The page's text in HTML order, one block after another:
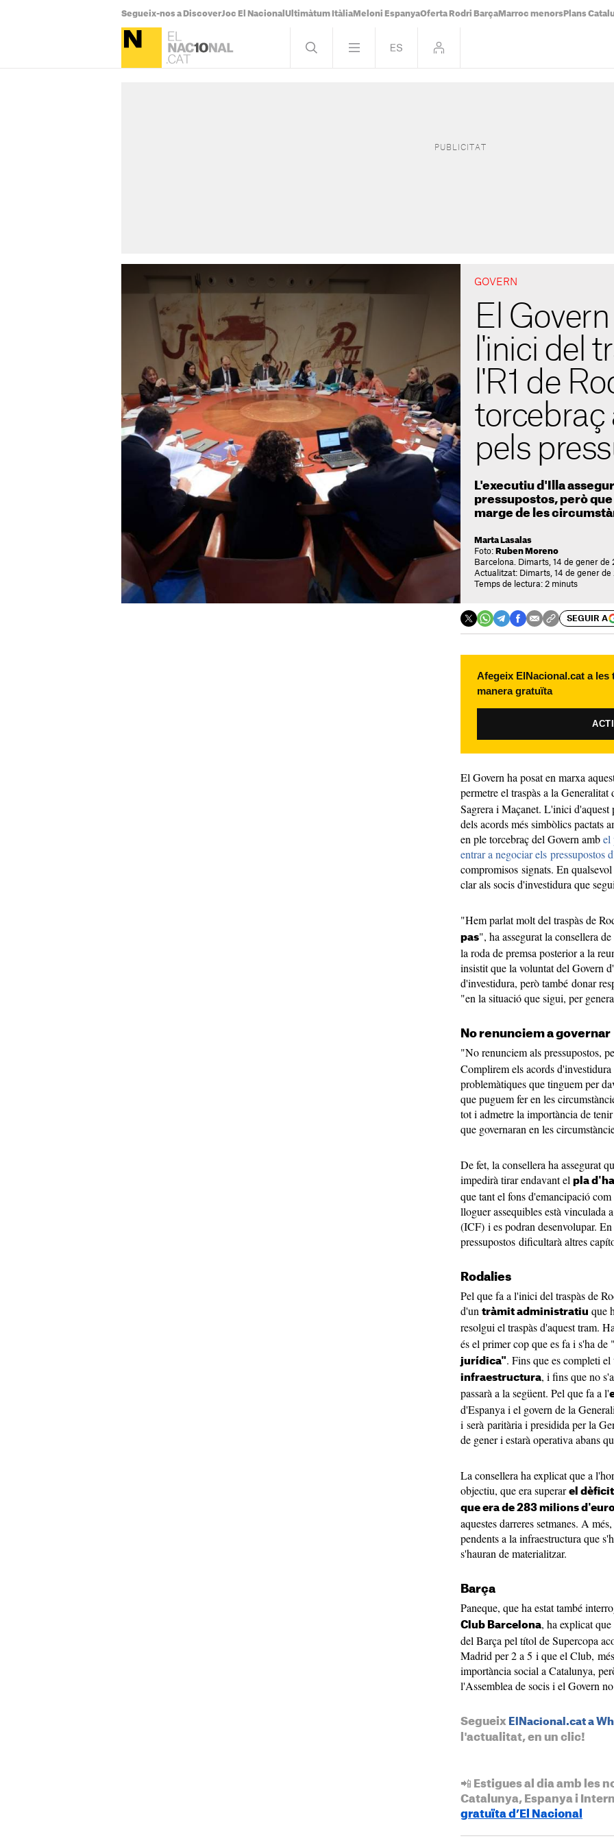
Segueix-nos a DiscoverJoc El Nacional Ultimàtum Itàlia Meloni EspanyaOferta Rodri Barça Marroc menors Plans
GOVERN
El
l'inici del
l'R1 de
torcebraç
pels
L'executiu d'Illa
pressupostos, però
marge de les
Marta Lasalas
Foto: Ruben Moreno
Barcelona. Dimarts, 14 de gener de
Actualitzat: Dimarts, 14 de gener de
Temps de lectura: 2 minuts
SEGUIR A
Afegeix ElNacional.cat a
manera gratuïta
El Govern ha posat en marxa
permetre el traspàs a la
Sagrera i Maçanet. L'inici d'aquest
dels acords més simbòlics pactats
en ple torcebraç del Govern ambel
entrar a negociar els pressupostos
compromisos signats. En
clar als socis d'investidura que
"Hem parlat molt del traspàs de
pas", ha assegurat la consellera
la roda de premsa posterior a la
insistit que la voluntat del Govern
d'investidura, però també donar
"en la situació que sigui, per
No renunciem a governar
"No renunciem als pressupostos,
Complirem els acords
problemàtiques que tinguem per
que puguem fer en les
tot i admetre la importància de
que governaran en les
De fet, la consellera ha assegurat
impedirà tirar endavant el pla
que tant el fons d'emancipació
lloguer assequibles està vinculada
(ICF) i es podran desenvolupar.
pressupostos dificultarà altres
Rodalies
Pel que fa a l'inici del traspàs de
d'un tràmit administratiu que
resolgui el traspàs d'aquest tram.
és el primer cop que es fa i s'ha
jurídica". Fins que es completi
infraestructura, i fins que no
passarà a la següent. Pel que fa a l'
d'Espanya i el govern de la
i serà paritària i presidida per la
de gener i estarà operativa abans
La consellera ha explicat que a
objectiu, que era superar el
que era de 283 milions
aquestes darreres setmanes. A
pendents a la infraestructura que
s'hauran de materialitzar.
Barça
Paneque, que ha estat també
Club Barcelona, ha explicat
del Barça pel títol de Supercopa
Madrid per 2 a 5 i que el Club,
importància social a Catalunya,
l'Assemblea de socis i el Govern
Segueix ElNacional.cat a
l'actualitat, en un clic!
📲 Estigues al dia amb les
Catalunya, Espanya i
gratuïta d’El Nacional